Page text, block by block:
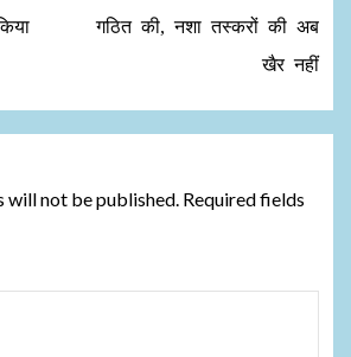
गठित की, नशा तस्करों की अब
खैर नहीं
will not be published. Required fields